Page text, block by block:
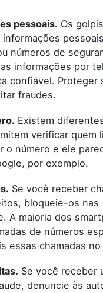
pessoais. Os
números de
informações por
confiável. Proteger
fraudes.
Existem
verificar quem
o número e ele
por exemplo.
Se você receber
bloqueie-os nas
A maioria dos
de números
essas chamadas
Se você receber
denuncie às